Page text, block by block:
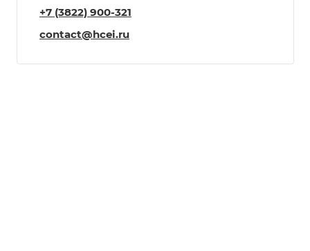
+7 (3822) 900-321
contact@hcei.ru